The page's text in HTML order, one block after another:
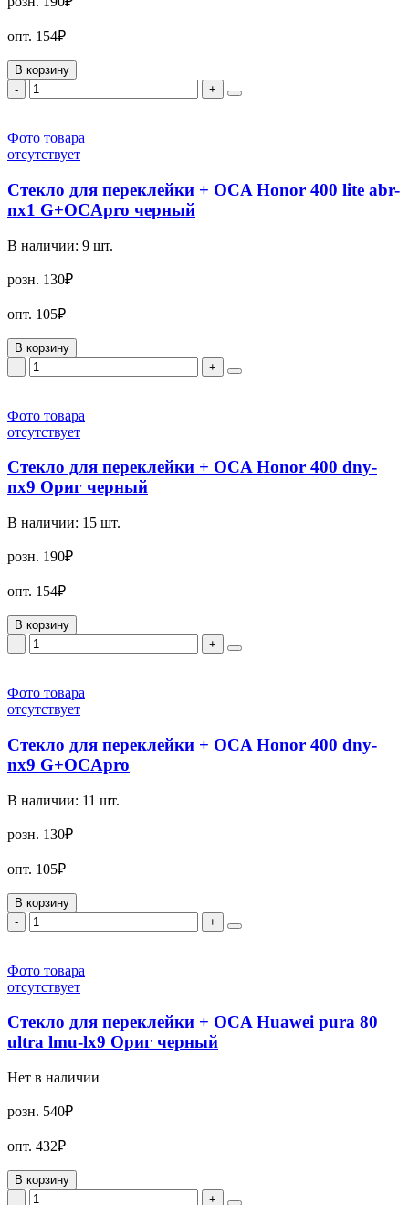
опт. 154₽
В корзину
-
+
Фото товара
отсутствует
Стекло для переклейки + OCA Honor 400 lite abr-
nx1 G+OCApro черный
В наличии: 9 шт.
розн. 130₽
опт. 105₽
В корзину
-
+
Фото товара
отсутствует
Стекло для переклейки + OCA Honor 400 dny-
nx9 Ориг черный
В наличии: 15 шт.
розн. 190₽
опт. 154₽
В корзину
-
+
Фото товара
отсутствует
Стекло для переклейки + OCA Honor 400 dny-
nx9 G+OCApro
В наличии: 11 шт.
розн. 130₽
опт. 105₽
В корзину
-
+
Фото товара
отсутствует
Стекло для переклейки + OCA Huawei pura 80
ultra lmu-lx9 Ориг черный
Нет в наличии
розн. 540₽
опт. 432₽
В корзину
-
+